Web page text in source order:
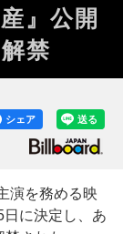
』公開
禁
送る
シェア
演を務める映
に決定し、あ